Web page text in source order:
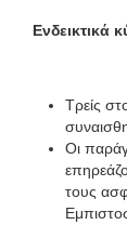
Ενδεικτικά
Τρείς
Οι
τους